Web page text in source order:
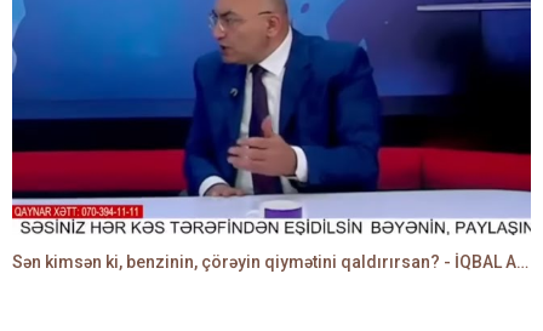
Sən kimsən ki, benzinin, çörəyin qiymətini qaldırırsan? - İQBAL AĞAZADƏ